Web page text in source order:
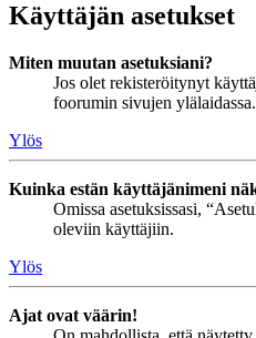
Käyttäjän asetukset
Miten muutan asetuksiani?
Jos olet rekisteröitynyt
foorumin sivujen
Ylös
Kuinka estän käyttäjänimeni
Omissa asetuksissasi,
oleviin käyttäjiin.
Ylös
Ajat ovat väärin!